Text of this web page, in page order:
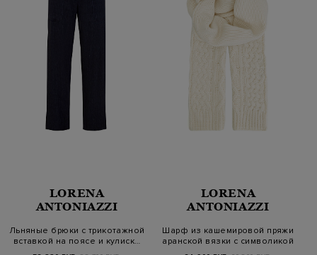
LORENA
ANTONIAZZI
Льняные брюки с трикотажной
вставкой на поясе и кулиск…
LORENA
ANTONIAZZI
Шарф из кашемировой пряжи
аранской вязки с символикой